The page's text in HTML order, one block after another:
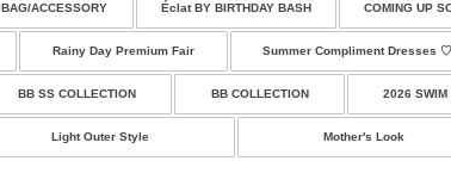
BAG/ACCESSORY Éclat BY BIRTHDAY BASH COMING UP
Rainy Day Premium Fair Summer Compliment Dresses
BB SS COLLECTION BB COLLECTION 2026 SWIM
Light Outer Style Mother's Look